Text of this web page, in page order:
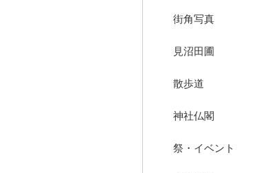
街角写真
見沼田圃
散歩道
神社仏閣
祭・イベント